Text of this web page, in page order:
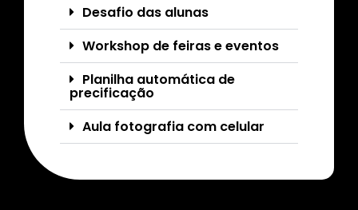
Desafio das alunas
Workshop de feiras e eventos
Planilha automática de
precificação
Aula fotografia com celular